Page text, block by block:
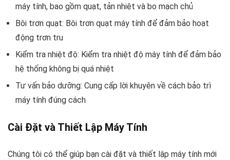
máy tính, bao gồm quạt, tản nhiệt và bo mạch chủ
Bôi trơn quạt: Bôi trơn quạt máy tính để đảm bảo hoạt
động trơn tru
Kiểm tra nhiệt độ: Kiểm tra nhiệt độ máy tính để đảm bảo
hệ thống không bị quá nhiệt
Tư vấn bảo dưỡng: Cung cấp lời khuyên về cách bảo trì
máy tính đúng cách
Cài Đặt và Thiết Lập Máy Tính
Chúng tôi có thể giúp bạn cài đặt và thiết lập máy tính mới